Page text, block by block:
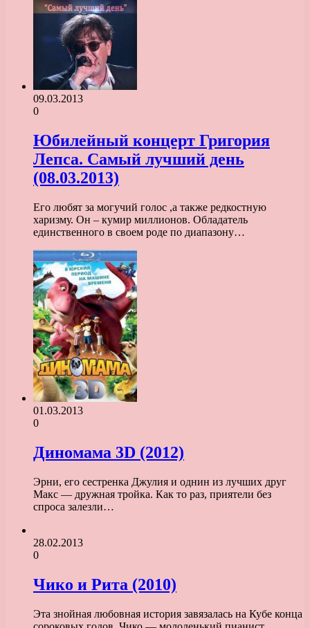
09.03.2013
0
Юбилейный концерт Григория
Лепса. Самый лучший день
(08.03.2013)
Его любят за могучий голос ,а также редкостную
харизму. Он – кумир миллионов. Обладатель
единственного в своем роде по диапазону…
01.03.2013
0
Диномама 3D (2012)
Эрни, его сестренка Джулия и однин из лучших друг
Макс — дружная тройка. Как то раз, приятели без
спроса залезли…
28.02.2013
0
Чико и Рита (2010)
Эта знойная любовная история завязалась на Кубе конца